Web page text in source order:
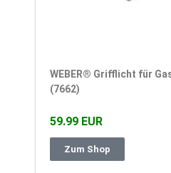
WEBER® Grifflicht für
(7662)
59.99 EUR
Zum Shop